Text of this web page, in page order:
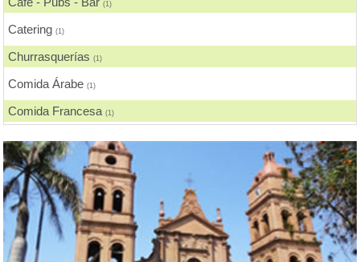
(1)
Catering(1)
Churrasquerías(1)
Comida Árabe(1)
Comida Francesa(1)
Comida Fusión(1)
Comida Gourmet(1)
Comida Internacional(3)
Comida Japonesa(1)
Comida Nacional - Criolla (4)